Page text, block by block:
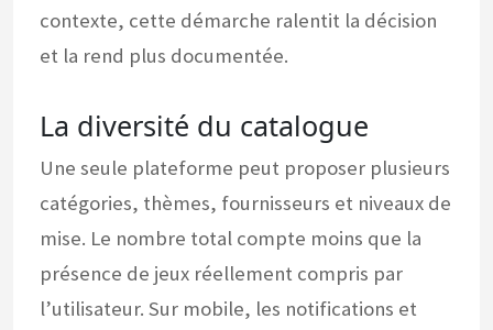
contexte, cette démarche ralentit la décision
et la rend plus documentée.
La diversité du catalogue
Une seule plateforme peut proposer plusieurs
catégories, thèmes, fournisseurs et niveaux de
mise. Le nombre total compte moins que la
présence de jeux réellement compris par
l’utilisateur. Sur mobile, les notifications et